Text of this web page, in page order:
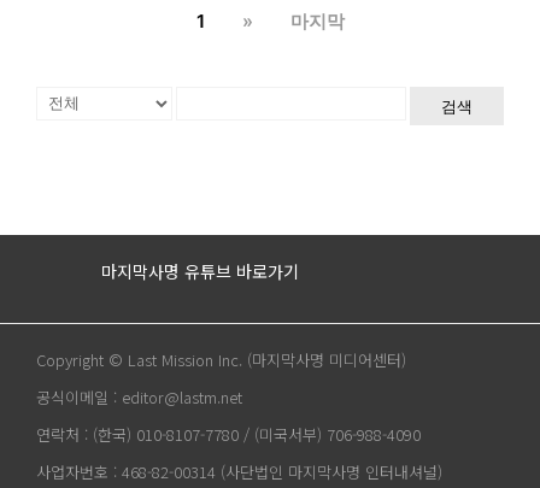
1 » 마지막
검색
마지막사명 유튜브 바로가기
Copyright © Last Mission Inc. (마지막사명 미디어센터)
공식이메일 : editor@lastm.net
연락처 : (한국) 010-8107-7780 / (미국서부) 706-988-4090
사업자번호 : 468-82-00314 (사단법인 마지막사명 인터내셔널)